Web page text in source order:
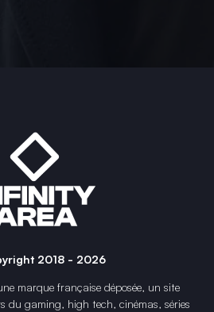
2018 - 2026
marque française déposée, un site
du gaming, high tech, cinémas, séries